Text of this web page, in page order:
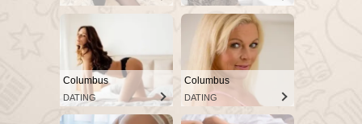
Columbus
DATING
Columbus
DATING